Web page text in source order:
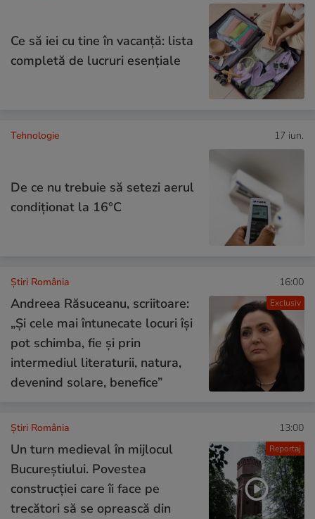
Ce să iei cu tine în vacanță: lista
completă de lucruri esențiale
Tehnologie 17 iun.
De ce nu trebuie să setezi aerul
condiţionat la 16°C
Exclusiv
Știri România 16:00
Andreea Răsuceanu, scriitoare:
„Și cele mai întunecate locuri își
pot schimba, fie și prin
intermediul literaturii, natura,
devenind solare, benefice”
Reportaj
Știri România 13:00
Un turn medieval în mijlocul
Bucureștiului. Povestea
construcției care îi face pe
trecători să se oprească din